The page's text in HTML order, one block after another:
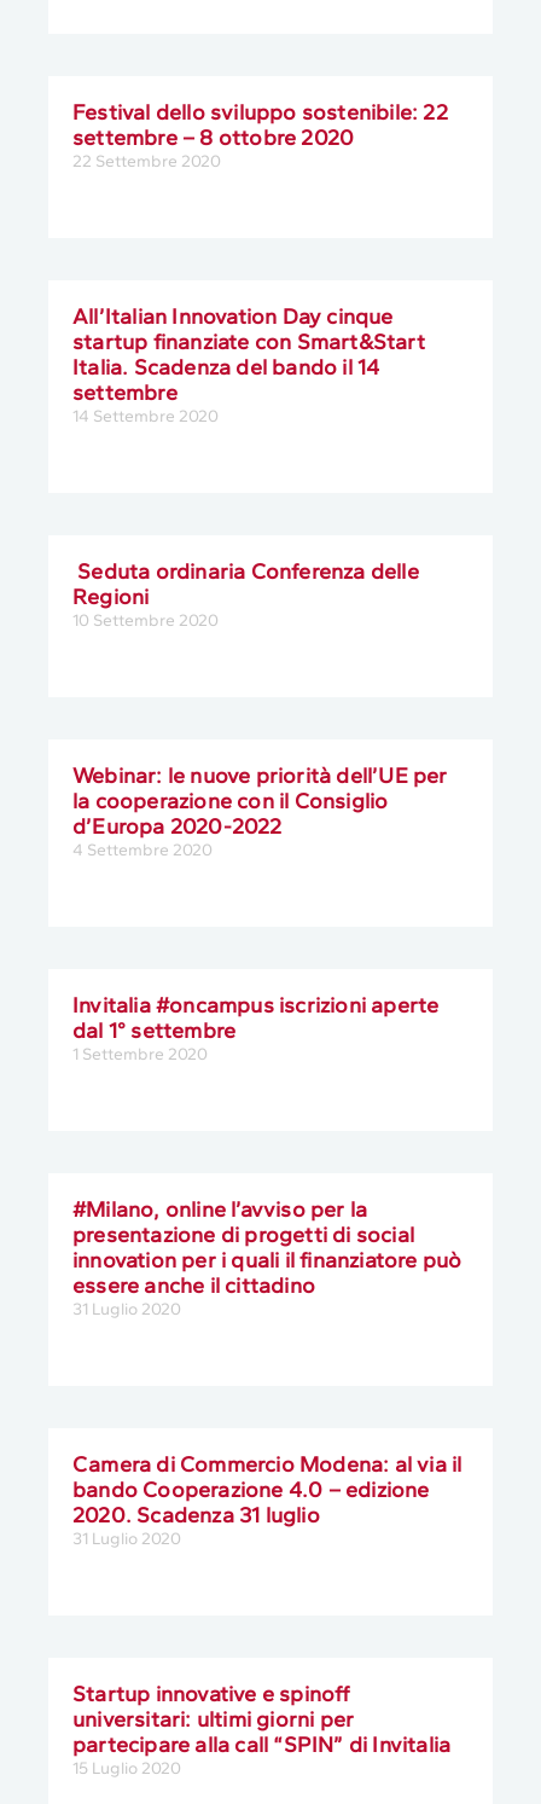
Festival dello sviluppo sostenibile: 22
settembre – 8 ottobre 2020
22 Settembre 2020
All’Italian Innovation Day cinque
startup finanziate con Smart&Start
Italia. Scadenza del bando il 14
settembre
14 Settembre 2020
Seduta ordinaria Conferenza delle
Regioni
10 Settembre 2020
Webinar: le nuove priorità dell’UE per
la cooperazione con il Consiglio
d’Europa 2020-2022
4 Settembre 2020
Invitalia #oncampus iscrizioni aperte
dal 1° settembre
1 Settembre 2020
#Milano, online l’avviso per la
presentazione di progetti di social
innovation per i quali il finanziatore può
essere anche il cittadino
31 Luglio 2020
Camera di Commercio Modena: al via il
bando Cooperazione 4.0 – edizione
2020. Scadenza 31 luglio
31 Luglio 2020
Startup innovative e spinoff
universitari: ultimi giorni per
partecipare alla call “SPIN” di Invitalia
15 Luglio 2020